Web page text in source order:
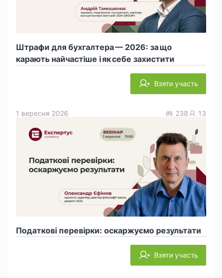
Штрафи для бухгалтера — 2026: за що
карають найчастіше і як себе захистити
Взяти участь
Податкові перевірки: оскаржуємо результати
1 вересня 2026 238 13
Взяти участь